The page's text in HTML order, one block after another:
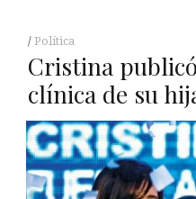
Política
Cristina
clínica de su